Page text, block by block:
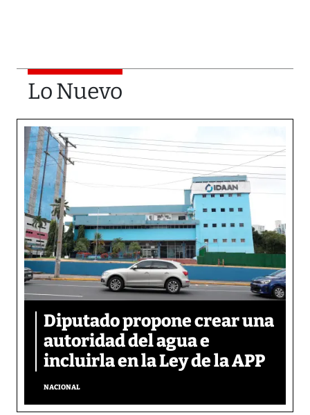
Lo Nuevo
Diputado propone crear una
autoridad del agua e
incluirla en la Ley de la APP
NACIONAL